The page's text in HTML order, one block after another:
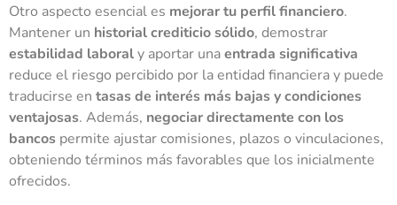
Otro aspecto esencial es mejorar tu perfil financiero.
Mantener un historial crediticio sólido, demostrar
estabilidad laboraly aportar unaentrada significativa
reduce el riesgo percibido por la entidad financiera y puede
traducirse en tasas de interés más bajas y condiciones
ventajosas. Además, negociar directamente con los
bancos permite ajustar comisiones, plazos o vinculaciones,
obteniendo términos más favorables que los inicialmente
ofrecidos.